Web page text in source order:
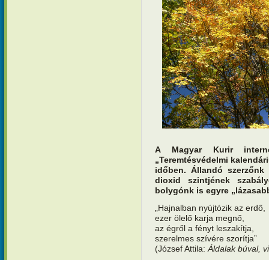
A Magyar Kurir
„Teremtésvédelmi
időben. Állandó
dioxid szintjének
bolygónk is egyre
„Hajnalban nyújtózik az erdő,
ezer ölelő karja megnő,
az égről a fényt leszakítja,
szerelmes szívére szorítja”
(József Attila:Áldalak búval,